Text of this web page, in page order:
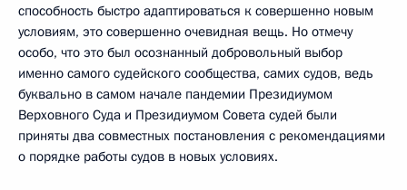
способность быстро адаптироваться к совершенно новым
условиям, это совершенно очевидная вещь. Но отмечу
особо, что это был осознанный добровольный выбор
именно самого судейского сообщества, самих судов, ведь
буквально в самом начале пандемии Президиумом
Верховного Суда и Президиумом Совета судей были
приняты два совместных постановления с рекомендациями
о порядке работы судов в новых условиях.